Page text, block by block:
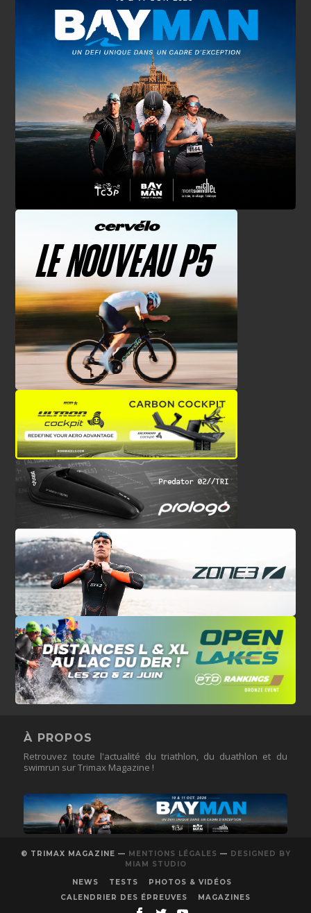
À PROPOS
Retrouvez toute l'actualité du triathlon, du duathlon et du
swimrun sur Trimax Magazine !
© TRIMAX MAGAZINE — MENTIONS LÉGALES — DESIGNED BY
MIAM STUDIO
NEWS
TESTS
PHOTOS & VIDÉOS
CALENDRIER DES ÉPREUVES
MAGAZINES